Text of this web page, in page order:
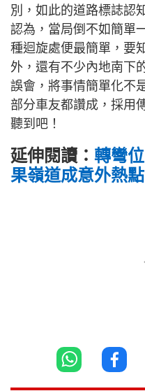
別，如此的道路標誌認
認為，當局倒不如簡單
種迴旋處便最簡單，要
外，還有不少內地南下
誤會，將事情簡單化不
部分車友都讚成，採用
聽到吧！
延伸閱讀： 轉彎
果嶺道成意外熱